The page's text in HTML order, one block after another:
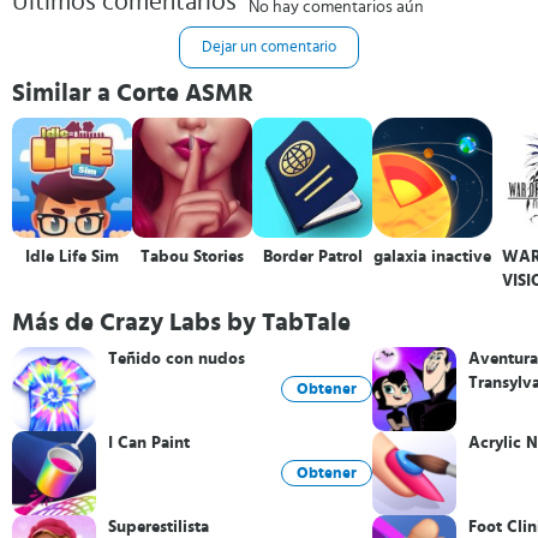
No hay comentarios aún
Dejar un comentario
Similar a Corte ASMR
Idle Life Sim Tabou Stories Border Patrol galaxia inactive
Más de Crazy Labs by TabTale
Teñido con nudos
Obtener
I Can Paint
Obtener
Superestilista
Acrylic
Foot